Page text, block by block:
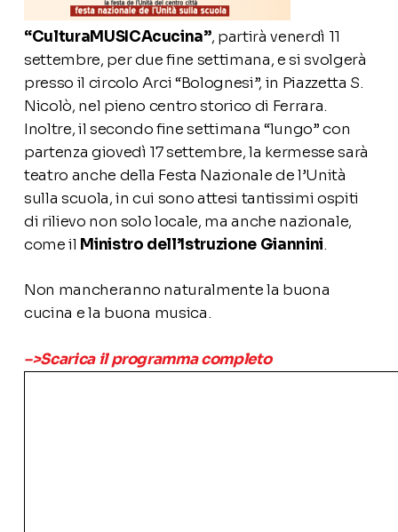
“CulturaMUSICAcucina”, partirà venerdì 11
settembre, per due fine settimana, e si svolgerà
presso il circolo Arci “Bolognesi”, in Piazzetta S.
Nicolò, nel pieno centro storico di Ferrara.
Inoltre, il secondo fine settimana “lungo” con
partenza giovedì 17 settembre, la kermesse sarà
teatro anche della Festa Nazionale de l’Unità
sulla scuola, in cui sono attesi tantissimi ospiti
di rilievo non solo locale, ma anche nazionale,
come il Ministro dell’Istruzione Giannini.
Non mancheranno naturalmente la buona
cucina e la buona musica.
–>Scarica il programma completo